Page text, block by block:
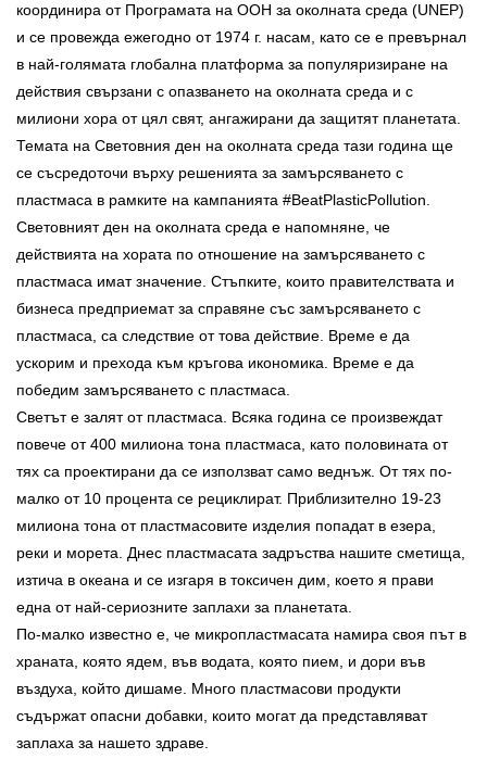
координира от Програмата на ООН за околната среда (UNEP)
и се провежда ежегодно от 1974 г. насам, като се е превърнал
в най-голямата глобална платформа за популяризиране на
действия свързани с опазването на околната среда и с
милиони хора от цял свят, ангажирани да защитят планетата.
Темата на Световния ден на околната среда тази година ще
се съсредоточи върху решенията за замърсяването с
пластмаса в рамките на кампанията #BeatPlasticPollution.
Световният ден на околната среда е напомняне, че
действията на хората по отношение на замърсяването с
пластмаса имат значение. Стъпките, които правителствата и
бизнеса предприемат за справяне със замърсяването с
пластмаса, са следствие от това действие. Време е да
ускорим и прехода към кръгова икономика. Време е да
победим замърсяването с пластмаса.
Светът е залят от пластмаса. Всяка година се произвеждат
повече от 400 милиона тона пластмаса, като половината от
тях са проектирани да се използват само веднъж. От тях по-
малко от 10 процента се рециклират. Приблизително 19-23
милиона тона от пластмасовите изделия попадат в езера,
реки и морета. Днес пластмасата задръства нашите сметища,
изтича в океана и се изгаря в токсичен дим, което я прави
една от най-сериозните заплахи за планетата.
По-малко известно е, че микропластмасата намира своя път в
храната, която ядем, във водата, която пием, и дори във
въздуха, който дишаме. Много пластмасови продукти
съдържат опасни добавки, които могат да представляват
заплаха за нашето здраве.